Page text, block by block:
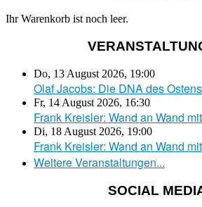
Ihr Warenkorb ist noch leer.
Do, 13 August 2026, 19:00
Olaf Jacobs: Die DNA des Ostens
Fr, 14 August 2026, 16:30
Frank Kreisler: Wand an Wand
Di, 18 August 2026, 19:00
Frank Kreisler: Wand an Wand
Weitere Veranstaltungen...
SOCIAL